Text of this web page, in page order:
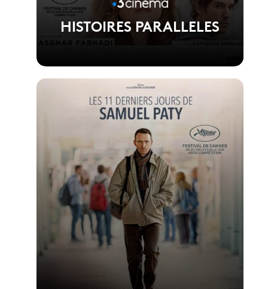
HISTOIRES PARALLELES
Réalisé par Asghar Farhadi
Voir la fiche du film